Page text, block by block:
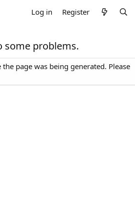
Log in Register
some problems.
page was being generated. Please